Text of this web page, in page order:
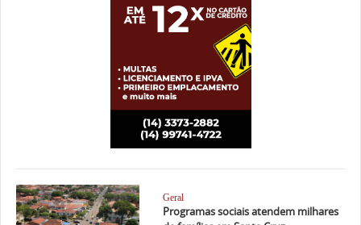
Geral
Programas sociais atendem milhares